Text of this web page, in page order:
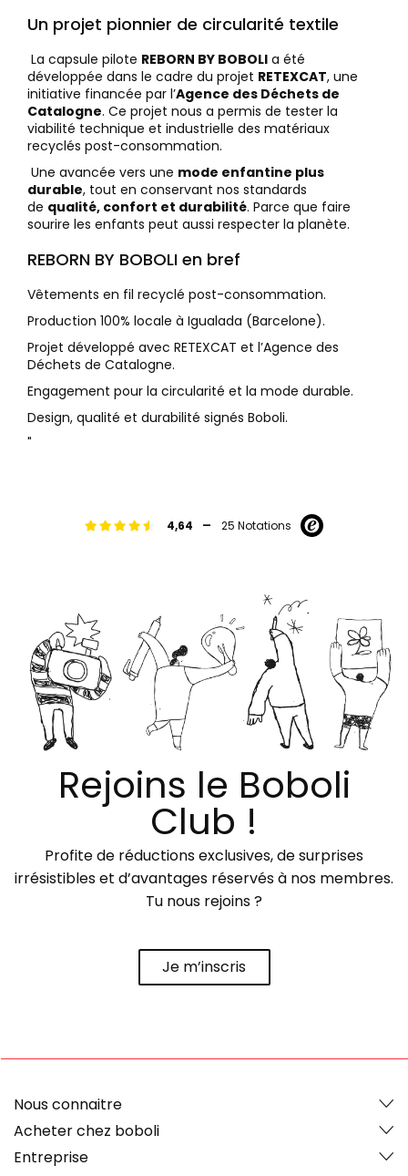
Un projet pionnier de circularité textile
La capsule pilote REBORN BY BOBOLI a été
développée dans le cadre du projet RETEXCAT, une
initiative financée par l’Agence des Déchets de
Catalogne. Ce projet nous a permis de tester la
viabilité technique et industrielle des matériaux
recyclés post-consommation.
Une avancée vers une mode enfantine plus
durable, tout en conservant nos standards
de qualité, confort et durabilité. Parce que faire
sourire les enfants peut aussi respecter la planète.
REBORN BY BOBOLI en bref
Vêtements en fil recyclé post-consommation.
Production 100% locale à Igualada (Barcelone).
Projet développé avec RETEXCAT et l’Agence des
Déchets de Catalogne.
Engagement pour la circularité et la mode durable.
Design, qualité et durabilité signés Boboli.
"
4,64 - 25 Notations
Rejoins le Boboli
Club !
Profite de réductions exclusives, de surprises
irrésistibles et d’avantages réservés à nos membres.
Tu nous rejoins ?
Je m’inscris
Nous connaitre
Acheter chez boboli
Entreprise